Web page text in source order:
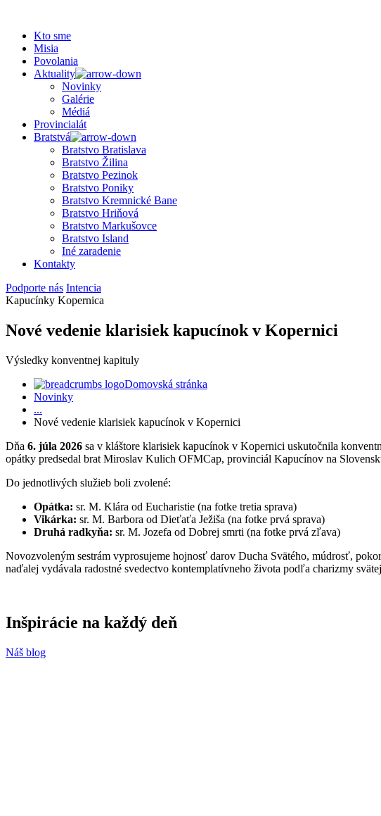
Kto sme
Misia
Povolania
Aktuality
Novinky
Galérie
Médiá
Provincialát
Bratstvá
Bratstvo Bratislava
Bratstvo Žilina
Bratstvo Pezinok
Bratstvo Poniky
Bratstvo Kremnické Bane
Bratstvo Hriňová
Bratstvo Markušovce
Bratstvo Island
Iné zaradenie
Kontakty
Podporte nás Intencia
Kapucínky Kopernica
Nové vedenie klarisiek kapucínok v Kopernici
Výsledky konventnej kapituly
Domovská stránka
Novinky
...
Nové vedenie klarisiek kapucínok v Kopernici
Dňa 6. júla 2026 sa v kláštore klarisiek kapucínok v Kopernici uskutočnila
opátky predsedal brat Miroslav Kulich OFMCap, provinciál Kapucínov na
Do jednotlivých služieb boli zvolené:
Opátka: sr. M. Klára od Eucharistie (na fotke tretia sprava)
Vikárka: sr. M. Barbora od Dieťaťa Ježiša (na fotke prvá sprava)
Druhá radkyňa: sr. M. Jozefa od Dobrej smrti (na fotke prvá zľava)
Novozvoleným sestrám vyprosujeme hojnosť darov Ducha Svätého, múdrosť,
naďalej vydávala radostné svedectvo kontemplatívneho života podľa charizmy
Inšpirácie na každý deň
Náš blog